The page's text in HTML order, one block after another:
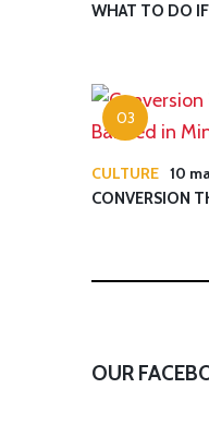
WHAT TO DO
CULTURE 10
CONVERSION
OUR